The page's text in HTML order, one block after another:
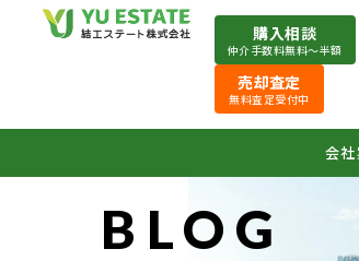
購入相談
仲介手数料無料〜半額
売却査定
無料査定受付中
会社
BLOG